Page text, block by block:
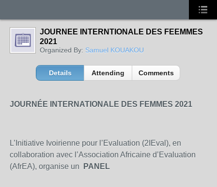
JOURNEE INTERNTIONALE DES FEEMMES
2021
Organized By: Samuel KOUAKOU
Details Attending Comments
JOURNÉE INTERNATIONALE DES FEMMES 2021
L’Initiative Ivoirienne pour l’Evaluation (2IEval), en
collaboration avec l’Association Africaine d’Evaluation
(AfrEA), organise un
PANEL